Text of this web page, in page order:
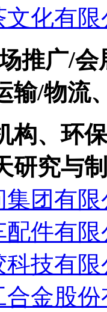
文化有
推广/
输/物流
构、环
研究与
团有限
配件有
技有限
金股